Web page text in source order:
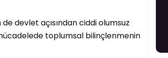
devlet açısından ciddi olumsuz
toplumsal bilinçlenmenin